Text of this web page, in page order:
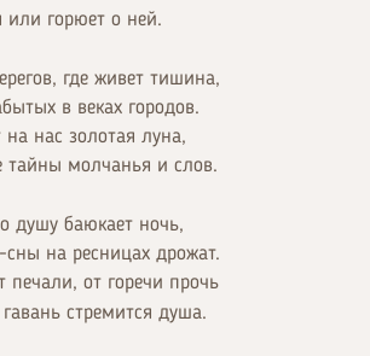
или горюет о ней.
где живет тишина,
в веках городов.
на нас золотая луна,
тайны молчанья и слов.
душу баюкает ночь,
сны на ресницах дрожат.
печали, от горечи прочь
стремится душа.